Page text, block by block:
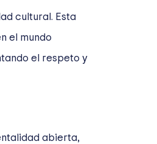
cultural. Esta
el mundo
el respeto y
abierta,